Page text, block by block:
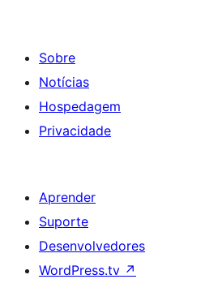
Sobre
Notícias
Hospedagem
Privacidade
Aprender
Suporte
Desenvolvedores
WordPress.tv ↗